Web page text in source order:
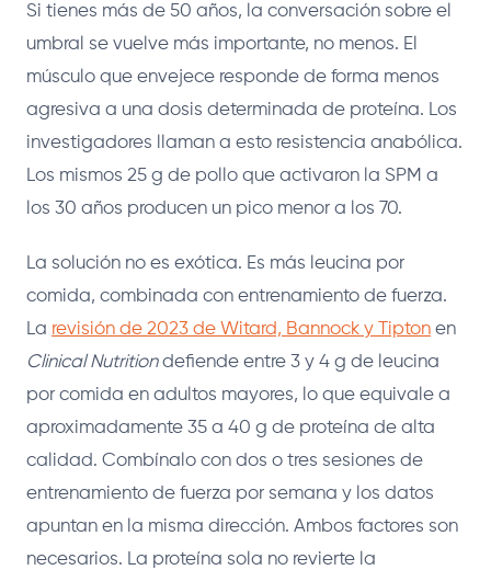
Si tienes más de 50 años, la conversación sobre el
umbral se vuelve más importante, no menos. El
músculo que envejece responde de forma menos
agresiva a una dosis determinada de proteína. Los
investigadores llaman a esto resistencia anabólica.
Los mismos 25 g de pollo que activaron la SPM a
los 30 años producen un pico menor a los 70.
La solución no es exótica. Es más leucina por
comida, combinada con entrenamiento de fuerza.
La revisión de 2023 de Witard, Bannock y Tipton en
Clinical Nutritiondefiende entre 3 y 4 g de leucina
por comida en adultos mayores, lo que equivale a
aproximadamente 35 a 40 g de proteína de alta
calidad. Combínalo con dos o tres sesiones de
entrenamiento de fuerza por semana y los datos
apuntan en la misma dirección. Ambos factores son
necesarios. La proteína sola no revierte la